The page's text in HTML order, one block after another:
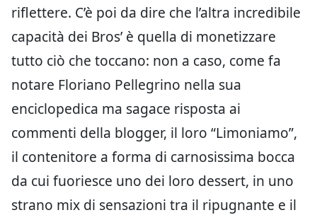
riflettere. C’è poi da dire che l’altra incredibile
capacità dei Bros’ è quella di monetizzare
tutto ciò che toccano: non a caso, come fa
notare Floriano Pellegrino nella sua
enciclopedica ma sagace risposta ai
commenti della blogger, il loro “Limoniamo”,
il contenitore a forma di carnosissima bocca
da cui fuoriesce uno dei loro dessert, in uno
strano mix di sensazioni tra il ripugnante e il